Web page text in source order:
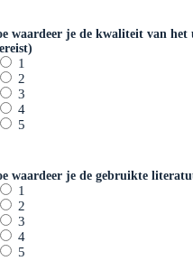
waardeer je de kwaliteit van
1
2
3
4
5
waardeer je de gebruikte
1
2
3
4
5